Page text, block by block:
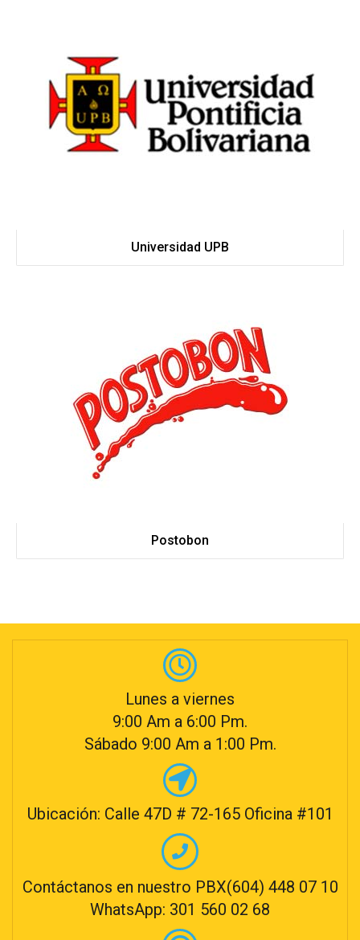
Universidad UPB
Postobon
Lunes a viernes
9:00 Am a 6:00 Pm.
Sábado 9:00 Am a 1:00 Pm.
Ubicación: Calle 47D # 72-165 Oficina #101
Contáctanos en nuestro PBX(604) 448 07 10
WhatsApp: 301 560 02 68